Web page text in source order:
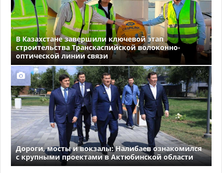
В Казахстане завершили ключевой этап
строительства Транскаспийской волоконно-
оптической линии связи
Дороги, мосты и вокзалы: Налибаев ознакомился
с крупными проектами в Актюбинской области